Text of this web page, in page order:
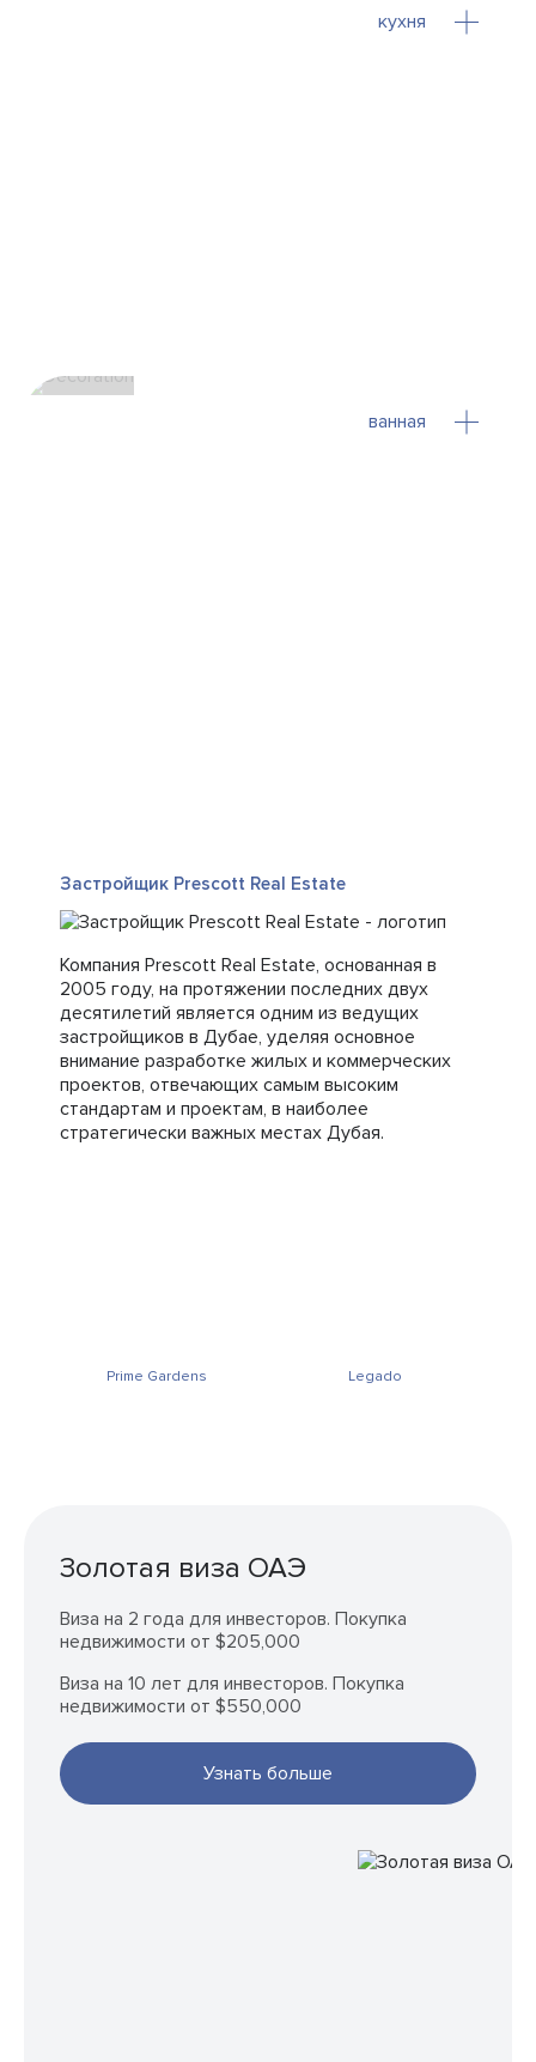
кухня
ванная
Застройщик Prescott Real Estate
Компания Prescott Real Estate, основанная в
2005 году, на протяжении последних двух
десятилетий является одним из ведущих
застройщиков в Дубае, уделяя основное
внимание разработке жилых и коммерческих
проектов, отвечающих самым высоким
стандартам и проектам, в наиболее
стратегически важных местах Дубая.
Prime Gardens Legado
Золотая виза ОАЭ
Виза на 2 года для инвесторов. Покупка
недвижимости от $205,000
Виза на 10 лет для инвесторов. Покупка
недвижимости от $550,000
Узнать больше